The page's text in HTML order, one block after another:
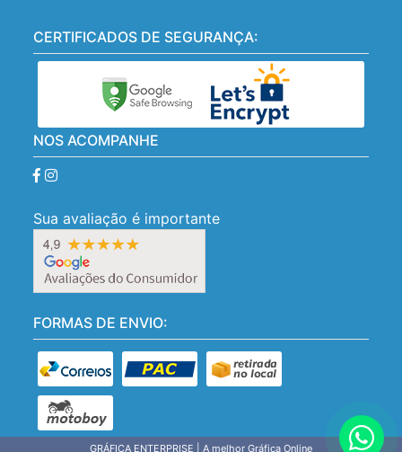
CERTIFICADOS DE SEGURANÇA:
NOS ACOMPANHE
Sua avaliação é importante
FORMAS DE ENVIO: